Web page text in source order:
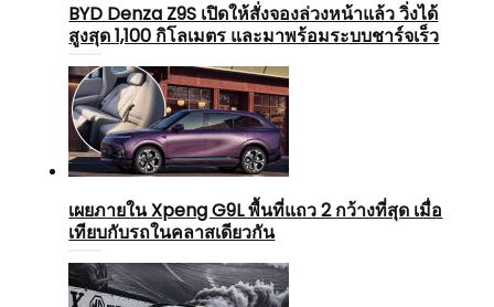
BYD Denza Z9S เปิดให้สั่งจองล่วงหน้าแล้ว วิ่งได้
สูงสุด 1,100 กิโลเมตร และมาพร้อมระบบชาร์จเร็ว
เผยภายใน Xpeng G9L พื้นที่แถว 2 กว้างที่สุด เมื่อ
เทียบกับรถในคลาสเดียวกัน